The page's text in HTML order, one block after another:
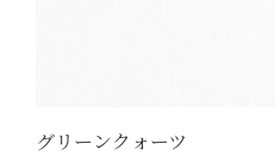
グリーンクォーツ